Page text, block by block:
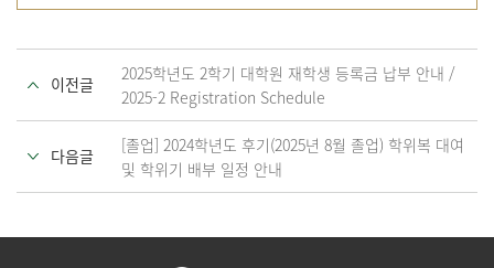
이전글
2025학년도 2학기 대학원 재학생 등록금 납부 안내 /
2025-2 Registration Schedule
다음글
[졸업] 2024학년도 후기(2025년 8월 졸업) 학위복 대여
및 학위기 배부 일정 안내